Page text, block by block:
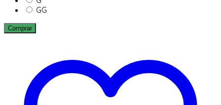
GG
Comprar